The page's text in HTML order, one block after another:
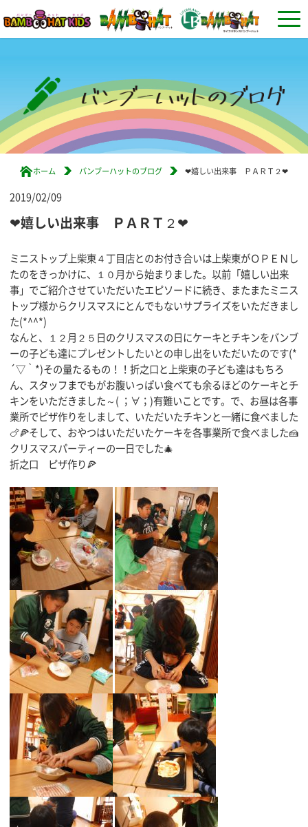
ホーム バンブーハットのブログ ❤嬉しい出来事 ＰＡＲＴ２❤
2019/02/09
❤嬉しい出来事 ＰＡＲＴ２❤
ミニストップ上柴東４丁目店とのお付き合いは上柴東がＯＰＥＮし
たのをきっかけに、１０月から始まりました。以前「嬉しい出来
事」でご紹介させていただいたエピソードに続き、またまたミニス
トップ様からクリスマスにとんでもないサプライズをいただきまし
た(*^^*)
なんと、１２月２５日のクリスマスの日にケーキとチキンをバンブ
ーの子ども達にプレゼントしたいとの申し出をいただいたのです(*
´▽｀*)その量たるもの！！折之口と上柴東の子ども達はもちろ
ん、スタッフまでもがお腹いっぱい食べても余るほどのケーキとチ
キンをいただきました～( ；∀；)有難いことです。で、お昼は各事
業所でピザ作りをしまして、いただいたチキンと一緒に食べました
🍗🍕そして、おやつはいただいたケーキを各事業所で食べました🍰
クリスマスパーティーの一日でした🎄
折之口 ピザ作り🍕